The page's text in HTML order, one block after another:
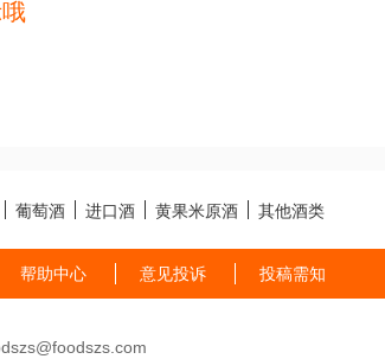
葡萄酒 进口酒 黄果米原酒 其他酒类
帮助中心 意见投诉 投稿需知